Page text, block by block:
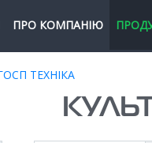
ПРО КОМПАНІЮ
ТЕХНІКА